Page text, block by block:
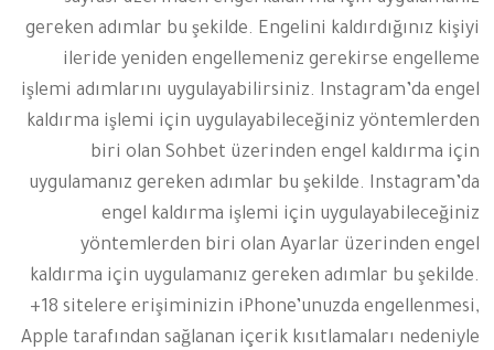
gereken adımlar bu şekilde. Engelini kaldırdığınız kişiyi
ileride yeniden engellemeniz gerekirse engelleme
işlemi adımlarını uygulayabilirsiniz. Instagram’da engel
kaldırma işlemi için uygulayabileceğiniz yöntemlerden
biri olan Sohbet üzerinden engel kaldırma için
uygulamanız gereken adımlar bu şekilde. Instagram’da
engel kaldırma işlemi için uygulayabileceğiniz
yöntemlerden biri olan Ayarlar üzerinden engel
kaldırma için uygulamanız gereken adımlar bu şekilde.
+18 sitelere erişiminizin iPhone’unuzda engellenmesi,
Apple tarafından sağlanan içerik kısıtlamaları nedeniyle